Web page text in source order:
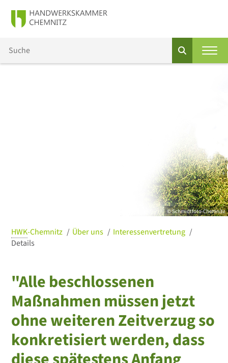
© Schmidtfoto-Chemnitz
HWK-Chemnitz Über uns
Interessenvertretung
Details
"Alle beschlossenen
Maßnahmen müssen jetzt
ohne weiteren Zeitverzug so
konkretisiert werden, dass